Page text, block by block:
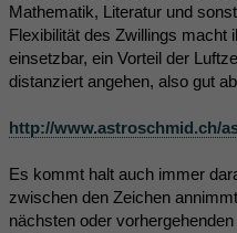
Mathematik, Literatur und
Flexibilität des Zwillings macht
einsetzbar, ein Vorteil der
distanziert angehen, also gut
http://www.astroschmid.ch/
Es kommt halt auch immer
zwischen den Zeichen
nächsten oder